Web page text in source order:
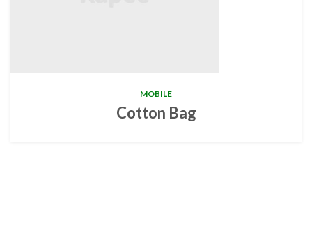
MOBILE
Cotton Bag